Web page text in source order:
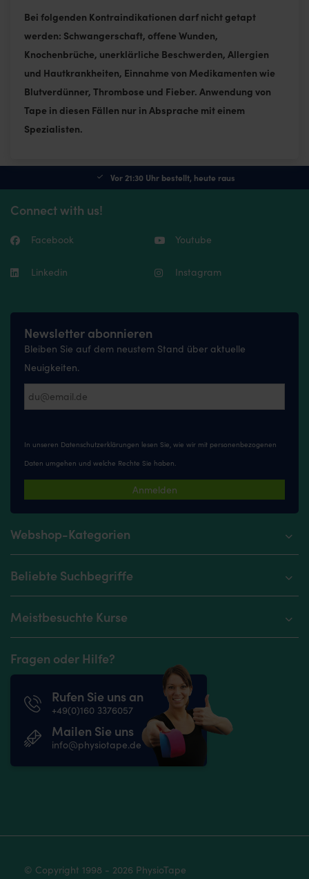
Bei folgenden Kontraindikationen darf nicht getapt
werden: Schwangerschaft, offene Wunden,
Knochenbrüche, unerklärliche Beschwerden, Allergien
und Hautkrankheiten, Einnahme von Medikamenten wie
Blutverdünner, Thrombose und Fieber. Anwendung von
Tape in diesen Fällen nur in Absprache mit einem
Spezialisten.
Vor 21:30 Uhr bestellt, heute raus
Connect with us!
Facebook Youtube
Linkedin Instagram
Newsletter abonnieren
Bleiben Sie auf dem neustem Stand über aktuelle
Neuigkeiten.
In unseren Datenschutzerklärungen lesen Sie, wie wir mit personenbezogenen
Daten umgehen und welche Rechte Sie haben.
Anmelden
Webshop-Kategorien
Beliebte Suchbegriffe
Meistbesuchte Kurse
Fragen oder Hilfe?
Rufen Sie uns an
+49(0)160 3376057
Mailen Sie uns
info@physiotape.de
© Copyright 1998 - 2026 PhysioTape